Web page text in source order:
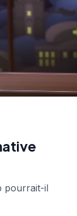
pourrait-il